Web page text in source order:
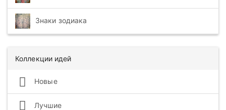
Знаки зодиака
Коллекции идей
Новые
Лучшие